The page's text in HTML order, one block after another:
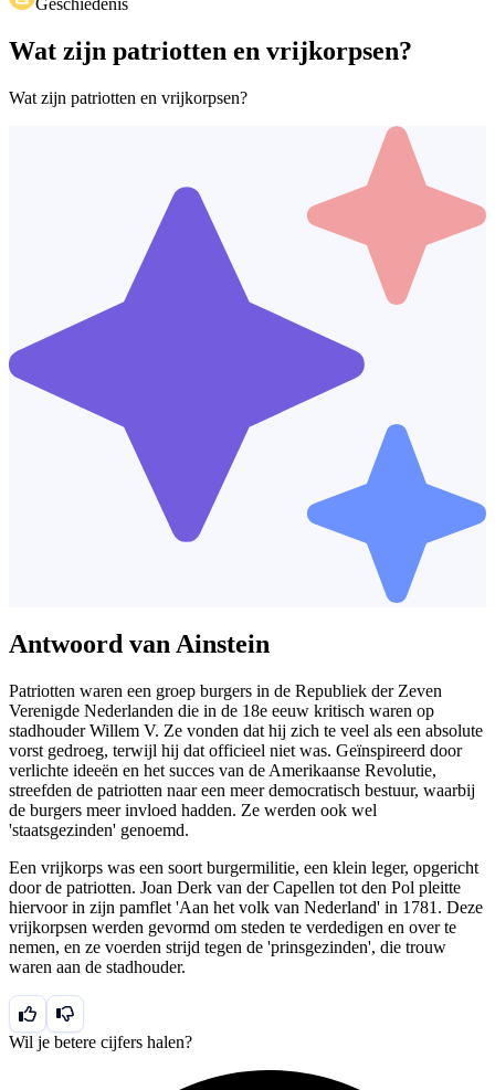
Wat zijn patriotten en vrijkorpsen?
Wat zijn patriotten en vrijkorpsen?
Antwoord van Ainstein
Patriotten waren een groep burgers in de Republiek der Zeven
Verenigde Nederlanden die in de 18e eeuw kritisch waren op
stadhouder Willem V. Ze vonden dat hij zich te veel als een absolute
vorst gedroeg, terwijl hij dat officieel niet was. Geïnspireerd door
verlichte ideeën en het succes van de Amerikaanse Revolutie,
streefden de patriotten naar een meer democratisch bestuur, waarbij
de burgers meer invloed hadden. Ze werden ook wel
'staatsgezinden' genoemd.
Een vrijkorps was een soort burgermilitie, een klein leger, opgericht
door de patriotten. Joan Derk van der Capellen tot den Pol pleitte
hiervoor in zijn pamflet 'Aan het volk van Nederland' in 1781. Deze
vrijkorpsen werden gevormd om steden te verdedigen en over te
nemen, en ze voerden strijd tegen de 'prinsgezinden', die trouw
waren aan de stadhouder.
Wil je betere cijfers halen?